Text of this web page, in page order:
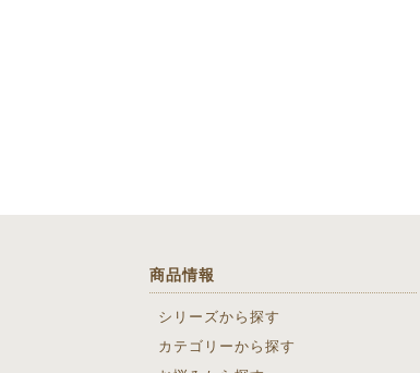
商品情報
シリーズから探す
カテゴリーから探す